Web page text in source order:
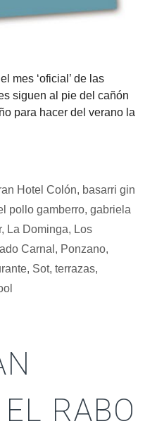
mes ‘oficial’ de las
siguen al pie del cañón
para hacer del verano la
Hotel Colón, basarri gin
pollo gamberro, gabriela
, La Dominga, Los
Carnal , Ponzano,
, Sot, terrazas,
RABO